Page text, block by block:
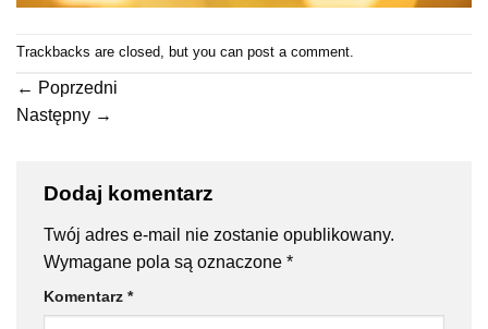
Trackbacks are closed, but you can post a comment.
← Poprzedni
Następny →
Dodaj komentarz
Twój adres e-mail nie zostanie opublikowany.
Wymagane pola są oznaczone *
Komentarz *